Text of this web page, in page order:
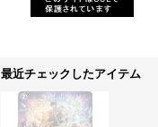
最近チェックしたアイテム